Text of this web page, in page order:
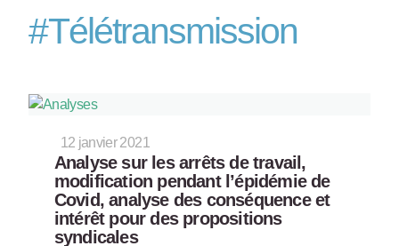
#Télétransmission
12 janvier 2021
Analyse sur les arrêts de travail,
modification pendant l’épidémie de
Covid, analyse des conséquence et
intérêt pour des propositions
syndicales